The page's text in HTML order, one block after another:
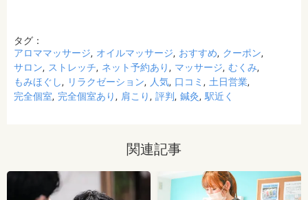
タグ：
アロママッサージ
オイルマッサージ おすすめ
クーポン
サロン
ストレッチ ネット予約あり マッサージ むくみ
もみほぐし
リラクゼーション 人気 口コミ
土日営業
完全個室
完全個室あり 肩こり 評判 鍼灸 駅近く
関連記事